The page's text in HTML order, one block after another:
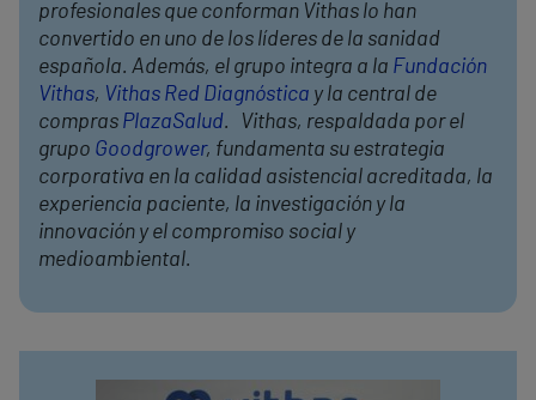
profesionales que conforman Vithas lo han
convertido en uno de los líderes de la sanidad
española. Además, el grupo integra a la Fundación
Vithas, Vithas Red Diagnóstica y la central de
compras PlazaSalud. Vithas, respaldada por el
grupo Goodgrower, fundamenta su estrategia
corporativa en la calidad asistencial acreditada, la
experiencia paciente, la investigación y la
innovación y el compromiso social y
medioambiental.